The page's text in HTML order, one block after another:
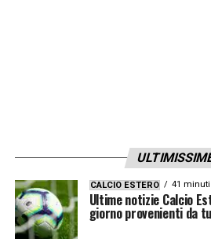
CALCIO ESTERO 41 minuti
Ultime notizie Calcio
giorno provenienti da